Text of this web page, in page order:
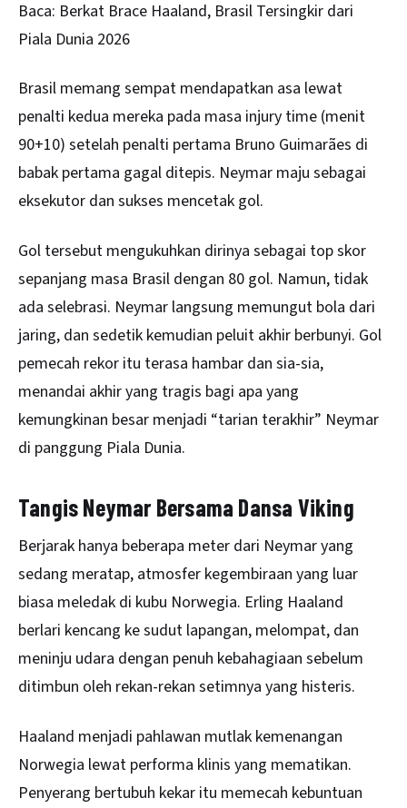
Baca: Berkat Brace Haaland, Brasil Tersingkir dari
Piala Dunia 2026
Brasil memang sempat mendapatkan asa lewat
penalti kedua mereka pada masa injury time (menit
90+10) setelah penalti pertama Bruno Guimarães di
babak pertama gagal ditepis. Neymar maju sebagai
eksekutor dan sukses mencetak gol.
Gol tersebut mengukuhkan dirinya sebagai top skor
sepanjang masa Brasil dengan 80 gol. Namun, tidak
ada selebrasi. Neymar langsung memungut bola dari
jaring, dan sedetik kemudian peluit akhir berbunyi. Gol
pemecah rekor itu terasa hambar dan sia-sia,
menandai akhir yang tragis bagi apa yang
kemungkinan besar menjadi “tarian terakhir” Neymar
di panggung Piala Dunia.
Tangis Neymar Bersama Dansa Viking
Berjarak hanya beberapa meter dari Neymar yang
sedang meratap, atmosfer kegembiraan yang luar
biasa meledak di kubu Norwegia. Erling Haaland
berlari kencang ke sudut lapangan, melompat, dan
meninju udara dengan penuh kebahagiaan sebelum
ditimbun oleh rekan-rekan setimnya yang histeris.
Haaland menjadi pahlawan mutlak kemenangan
Norwegia lewat performa klinis yang mematikan.
Penyerang bertubuh kekar itu memecah kebuntuan